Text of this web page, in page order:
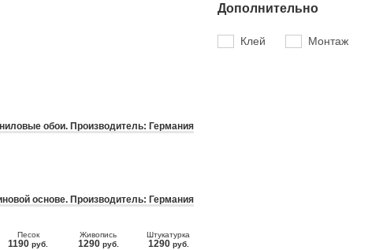
Дополнительно
Клей Монтаж
обои. Производитель: Германия
основе. Производитель: Германия
Песок
1190 руб.
Живопись
1290 руб.
Штукатурка
1290 руб.